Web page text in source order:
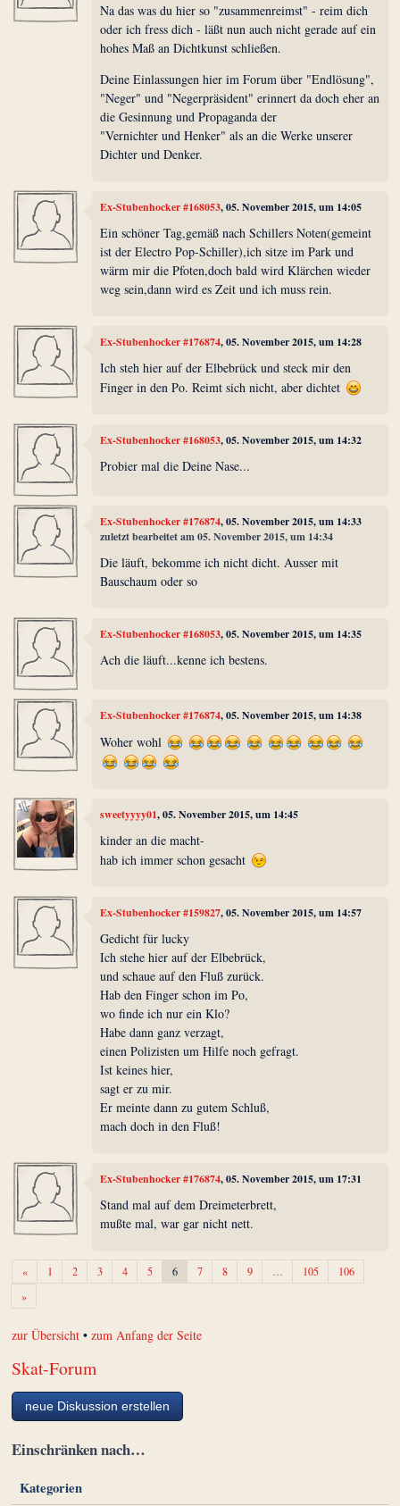
Na das was du hier so "zusammenreimst" - reim dich
oder ich fress dich - läßt nun auch nicht gerade auf ein
hohes Maß an Dichtkunst schließen.
Deine Einlassungen hier im Forum über "Endlösung",
"Neger" und "Negerpräsident" erinnert da doch eher an
die Gesinnung und Propaganda der
"Vernichter und Henker" als an die Werke unserer
Dichter und Denker.
Ex-Stubenhocker #168053, 05. November 2015, um 14:05
Ein schöner Tag,gemäß nach Schillers Noten(gemeint
ist der Electro Pop-Schiller),ich sitze im Park und
wärm mir die Pfoten,doch bald wird Klärchen wieder
weg sein,dann wird es Zeit und ich muss rein.
Ex-Stubenhocker #176874, 05. November 2015, um 14:28
Ich steh hier auf der Elbebrück und steck mir den
Finger in den Po. Reimt sich nicht, aber dichtet
Ex-Stubenhocker #168053, 05. November 2015, um 14:32
Probier mal die Deine Nase...
Ex-Stubenhocker #176874, 05. November 2015, um 14:33
zuletzt bearbeitet am 05. November 2015, um 14:34
Die läuft, bekomme ich nicht dicht. Ausser mit
Bauschaum oder so
Ex-Stubenhocker #168053, 05. November 2015, um 14:35
Ach die läuft...kenne ich bestens.
Ex-Stubenhocker #176874, 05. November 2015, um 14:38
Woher wohl
sweetyyyy01, 05. November 2015, um 14:45
kinder an die macht-
hab ich immer schon gesacht
Ex-Stubenhocker #159827, 05. November 2015, um 14:57
Gedicht für lucky
Ich stehe hier auf der Elbebrück,
und schaue auf den Fluß zurück.
Hab den Finger schon im Po,
wo finde ich nur ein Klo?
Habe dann ganz verzagt,
einen Polizisten um Hilfe noch gefragt.
Ist keines hier,
sagt er zu mir.
Er meinte dann zu gutem Schluß,
mach doch in den Fluß!
Ex-Stubenhocker #176874, 05. November 2015, um 17:31
Stand mal auf dem Dreimeterbrett,
mußte mal, war gar nicht nett.
«Zurück1 2 3 4 5 6 7 8 9 … 105
106
»Weiter
zur Übersicht •zum Anfang der Seite
Skat-Forum
neue Diskussion erstellen
Einschränken nach…
Kategorien